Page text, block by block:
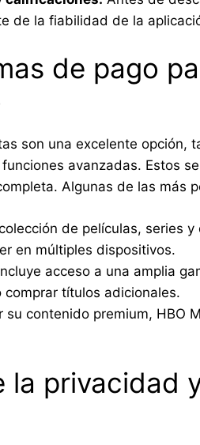
de la fiabilidad de la
de pago
son una excelente opción,
avanzadas. Estos
Algunas de las más
de películas, series y
en múltiples dispositivos.
acceso a una amplia
títulos adicionales.
su contenido premium, HBO
la privacidad